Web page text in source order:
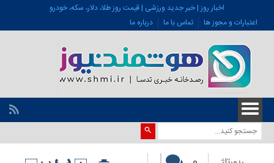
اخبار روز | خبر جدید ورزشی | قیمت روز طلا، دلار، سکه، خودرو
اعتبارات و مجوز ها
تماس با ما درباره ما